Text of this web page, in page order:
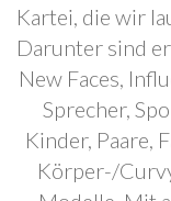
Kartei, die wir
Darunter sind
New Faces,
Sprecher,
Kinder, Paare,
Körper-/